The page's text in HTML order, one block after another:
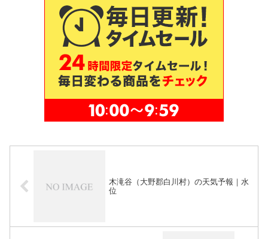
木滝谷（大野郡白川村）の天気予報｜水
位